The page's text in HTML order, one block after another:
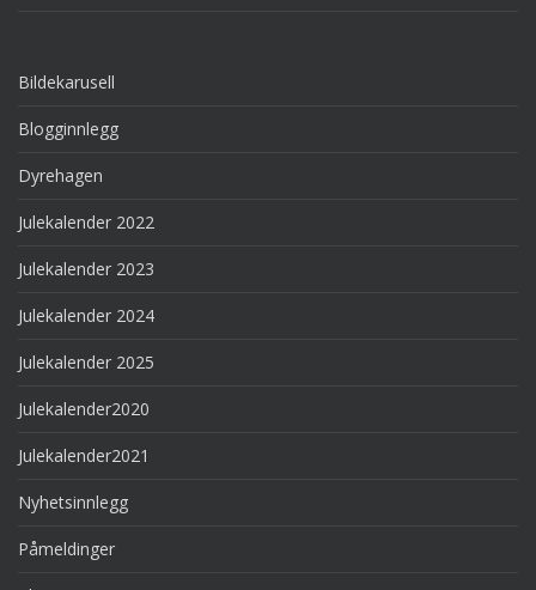
Bildekarusell
Blogginnlegg
Dyrehagen
Julekalender 2022
Julekalender 2023
Julekalender 2024
Julekalender 2025
Julekalender2020
Julekalender2021
Nyhetsinnlegg
Påmeldinger